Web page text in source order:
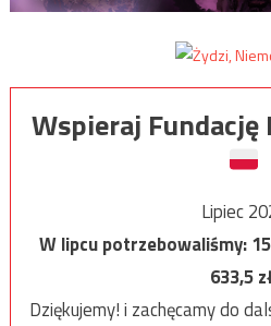
Wspieraj Fundację
Lipiec
W lipcu potrzebowaliśmy:
633,5
Dziękujemy! i zachęcamy do